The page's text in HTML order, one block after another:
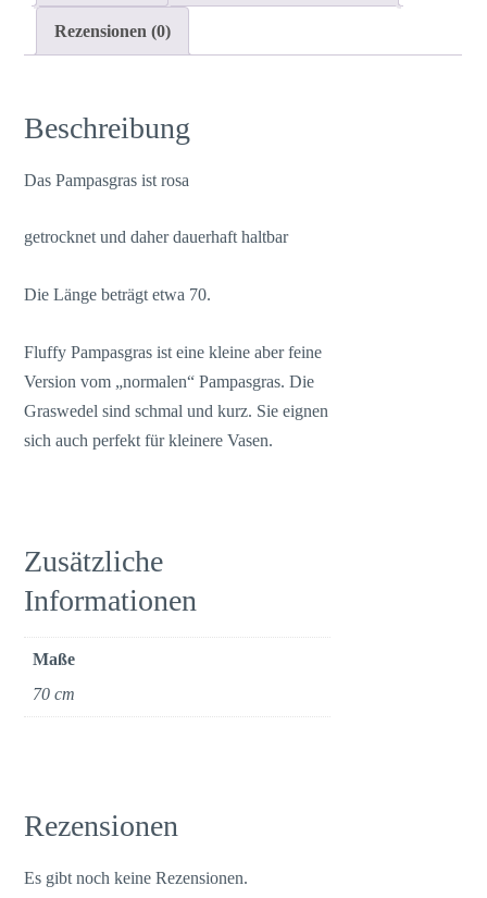
Rezensionen (0)
Beschreibung
Das Pampasgras ist rosa
getrocknet und daher dauerhaft haltbar
Die Länge beträgt etwa 70.
Fluffy Pampasgras ist eine kleine aber feine
Version vom „normalen“ Pampasgras. Die
Graswedel sind schmal und kurz. Sie eignen
sich auch perfekt für kleinere Vasen.
Zusätzliche
Informationen
Maße
70 cm
Rezensionen
Es gibt noch keine Rezensionen.